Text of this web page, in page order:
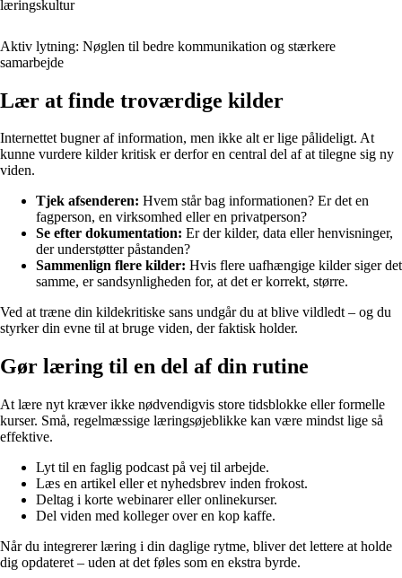
læringskultur
Aktiv lytning: Nøglen til bedre kommunikation og stærkere
samarbejde
Lær at finde troværdige kilder
Internettet bugner af information, men ikke alt er lige pålideligt. At
kunne vurdere kilder kritisk er derfor en central del af at tilegne sig ny
viden.
Tjek afsenderen: Hvem står bag informationen? Er det en
fagperson, en virksomhed eller en privatperson?
Se efter dokumentation: Er der kilder, data eller henvisninger,
der understøtter påstanden?
Sammenlign flere kilder: Hvis flere uafhængige kilder siger det
samme, er sandsynligheden for, at det er korrekt, større.
Ved at træne din kildekritiske sans undgår du at blive vildledt – og du
styrker din evne til at bruge viden, der faktisk holder.
Gør læring til en del af din rutine
At lære nyt kræver ikke nødvendigvis store tidsblokke eller formelle
kurser. Små, regelmæssige læringsøjeblikke kan være mindst lige så
effektive.
Lyt til en faglig podcast på vej til arbejde.
Læs en artikel eller et nyhedsbrev inden frokost.
Deltag i korte webinarer eller onlinekurser.
Del viden med kolleger over en kop kaffe.
Når du integrerer læring i din daglige rytme, bliver det lettere at holde
dig opdateret – uden at det føles som en ekstra byrde.